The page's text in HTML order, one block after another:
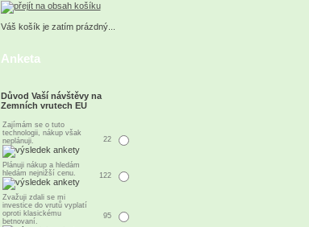
Váš košík je zatím prázdný...
Anketa
Důvod Vaší návštěvy na
Zemních vrutech EU
Zajímám se o tuto
technologii, nákup však
neplánuji.
22
Plánuji nákup a hledám
hledám nejnižší cenu.
122
Zvažuji zdali se mi
investice do vrutů vyplatí
oproti klasickému
betnovaní.
95